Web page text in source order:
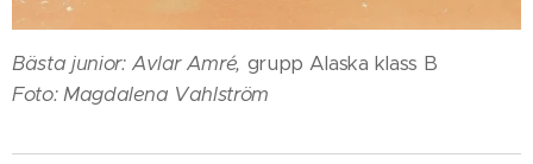
Bästa junior: Avlar Amré, grupp Alaska klass B
Foto: Magdalena Vahlström